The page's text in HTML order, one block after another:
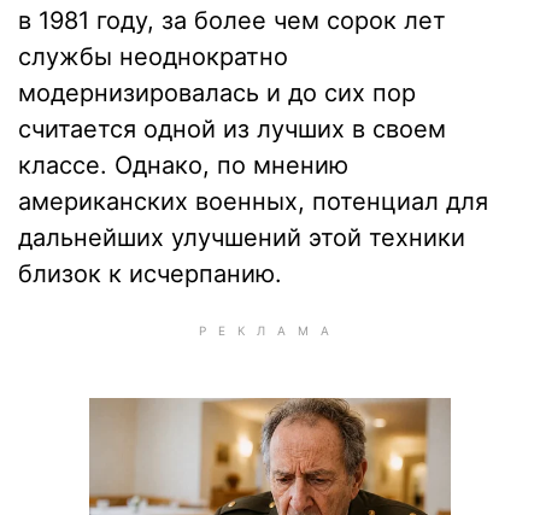
в 1981 году, за более чем сорок лет
службы неоднократно
модернизировалась и до сих пор
считается одной из лучших в своем
классе. Однако, по мнению
американских военных, потенциал для
дальнейших улучшений этой техники
близок к исчерпанию.